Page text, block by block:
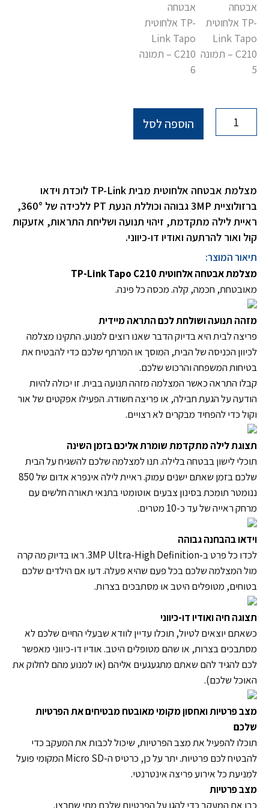
הוספה לסל
מצלמת אבטחה אלחוטית מבית TP-Link לוכדת וידאו
ברזולוציית 3MP גבוהה וכוללת הנעת PT ללכידה של 360°,
ראיית לילה מתקדמת, זיהוי תנועה ושליחת התראות, אזעקות
קול ואור להרתעה ואודיו דו-כיווני.
תיאור המוצר:
מצלמת אבטחה אלחוטית TP-Link Tapo C210
מאובטחת, חכמה, קלה. מכסה כל פינה.
מזהה תנועה ושולחת לכם התראה מיידית
פריצה לבית היא בדיוק הדבר שאנו רוצים למנוע. התקינו מצלמה
לכיוון הכניסה של הבית, המוסך או המרתף שלכם כדי להבטיח את
בטיחות המשפחה והרכוש שלכם.
קבלו התראה כאשר המצלמה מזהה תנועה בבית. זו יכולה להיות
הודעה על הגעת חבילה, או פריצה חשודה. הפעילו אפקטים של אור
וקול כדי להפחיד מבקרים לא רצויים.
תצוגת לילה מתקדמת שומרת אליכם בזמן השינה
תוכלי לישון בבטחה בלילה. תנו למצלמה שלכם להשגיח על הבית
שלכם בזמן שאתם ישנים עמוק. ראיית לילה אינפרא אדום של 850
ננומטר תומכת בסינון צבעים אוטומטי בתנאי תאורה חלשים עם
מרחק ראייה של עד כ-10 מטרים.
וידאו בהבחנה גבוהה
לכדו כל פרט ב-3MP Ultra-High Definition. ראו בדיוק מה קרה
מול המצלמה שלכם בכל פעם שהיא פעלה. דעו אם הילדים שלכם
בטוחים, מטופלים היטב או מסתבכים בצרות.
תצוגה חיה ואודיו דו-כיווני
כשאתם יוצאים לטיול, תוכלו עדיין לוודא שבעלי החיים שלכם לא
מסתבכים בצרות, או שהם מטופלים היטב. אודיו דו-כיווני מאפשר
לכם להגיד להם שאתם מתגעגעים אליהם (או למנוע מהם לחלוק את
האוכל שלכם).
מצב פרטיות ואחסון מקומי מאובטח מבטיחים את הפרטיות
שלכם
תוכלו להפעיל את מצב הפרטיות, שיכול לכבות את המעקב כדי
להבטיח לכם פרטיות. יתר על כן, כרטיס ה-Micro SD המקומי פועל
למניעת כל אירוע פריצה אינטרנטי.
מצב פרטיות
כבו את המעקב כדי להגן על הפרטיות שלכם מתי שתרצו.